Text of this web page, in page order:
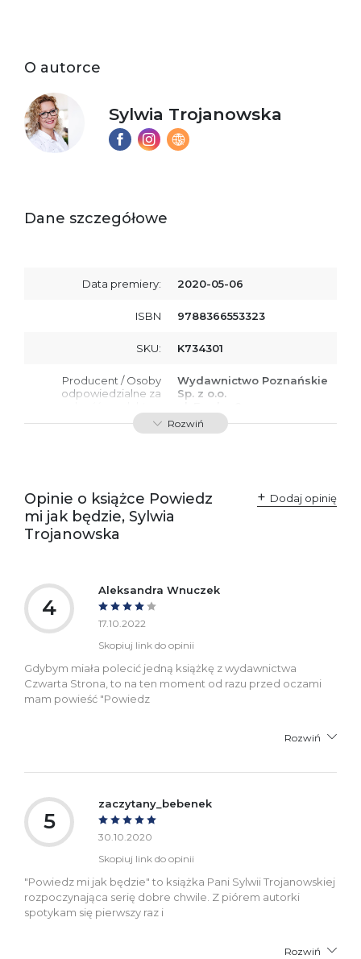
O autorce
Sylwia Trojanowska
Dane szczegółowe
Data premiery: 2020-05-06
ISBN 9788366553323
SKU: K734301
Producent / Osoby
odpowiedzialne za
przepisami:
Wydawnictwo Poznańskie
Sp. z o.o.
61-701 Poznań
Polska
Ostrzeżenia oraz
informacje dotyczące
bezpieczeństwa:
Załącznik PDF
Rozwiń
Opinie o książce Powiedz
mi jak będzie, Sylwia
Trojanowska
Dodaj opinię
4
Aleksandra Wnuczek
17.10.2022
Skopiuj link do opinii
Gdybym miała polecić jedną książkę z wydawnictwa
Czwarta Strona, to na ten moment od razu przed oczami
mam powieść "Powiedz
Rozwiń
5
zaczytany_bebenek
30.10.2020
Skopiuj link do opinii
"Powiedz mi jak będzie" to książka Pani Sylwii Trojanowskiej
rozpoczynająca serię dobre chwile. Z piórem autorki
spotykam się pierwszy raz i
Rozwiń